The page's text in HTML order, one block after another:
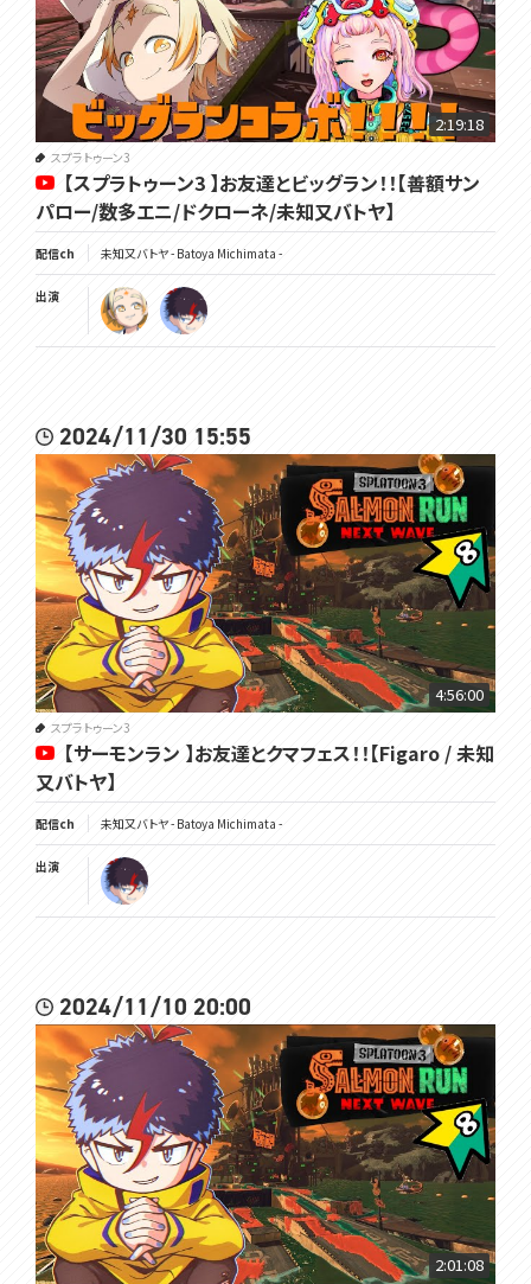
2:19:18
スプラトゥーン3
【スプラトゥーン3 】お友達とビッグラン！！【善額サン
パロー/数多エニ/ドクローネ/未知又バトヤ】
配信ch 未知又バトヤ - Batoya Michimata -
出演
2024/11/30 15:55
4:56:00
スプラトゥーン3
【サーモンラン 】お友達とクマフェス！！【Figaro / 未知
又バトヤ】
配信ch 未知又バトヤ - Batoya Michimata -
出演
2024/11/10 20:00
2:01:08